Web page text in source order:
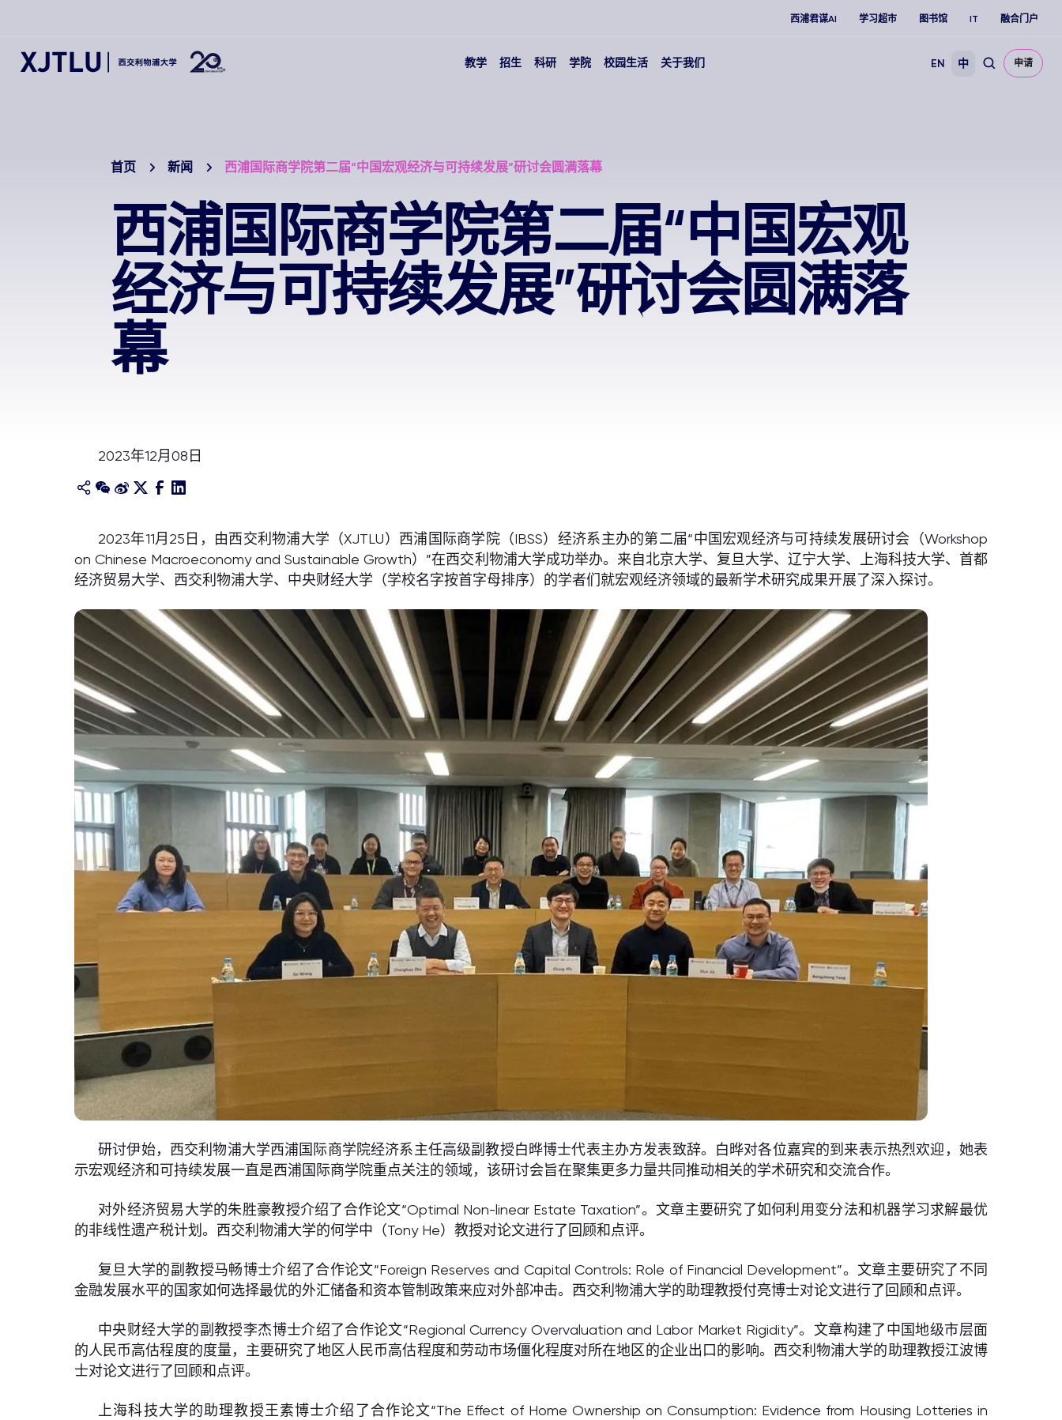
西浦君谋AI 学习超市 图书馆 IT 融合门户
教学 招生 科研 学院 校园生活 关于我们 EN 中 申请
首页 新闻 西浦国际商学院第二届“中国宏观经济与可持续发展”研讨会圆满落幕
西浦国际商学院第二届“中国宏观
经济与可持续发展”研讨会圆满落
幕
2023年12月08日
2023年11月25日，由西交利物浦大学（XJTLU）西浦国际商学院（IBSS）经济系主办的第二届“中国宏观经济与可持续发展研讨会（Workshop
on Chinese Macroeconomy and Sustainable Growth）”在西交利物浦大学成功举办。来自北京大学、复旦大学、辽宁大学、上海科技大学、首都
经济贸易大学、西交利物浦大学、中央财经大学（学校名字按首字母排序）的学者们就宏观经济领域的最新学术研究成果开展了深入探讨。
研讨伊始，西交利物浦大学西浦国际商学院经济系主任高级副教授白晔博士代表主办方发表致辞。白晔对各位嘉宾的到来表示热烈欢迎，她表
示宏观经济和可持续发展一直是西浦国际商学院重点关注的领域，该研讨会旨在聚集更多力量共同推动相关的学术研究和交流合作。
对外经济贸易大学的朱胜豪教授介绍了合作论文“Optimal Non-linear Estate Taxation”。文章主要研究了如何利用变分法和机器学习求解最优
的非线性遗产税计划。西交利物浦大学的何学中（Tony He）教授对论文进行了回顾和点评。
复旦大学的副教授马畅博士介绍了合作论文“Foreign Reserves and Capital Controls: Role of Financial Development”。文章主要研究了不同
金融发展水平的国家如何选择最优的外汇储备和资本管制政策来应对外部冲击。西交利物浦大学的助理教授付亮博士对论文进行了回顾和点评。
中央财经大学的副教授李杰博士介绍了合作论文“Regional Currency Overvaluation and Labor Market Rigidity”。文章构建了中国地级市层面
的人民币高估程度的度量，主要研究了地区人民币高估程度和劳动市场僵化程度对所在地区的企业出口的影响。西交利物浦大学的助理教授江波博
士对论文进行了回顾和点评。
上海科技大学的助理教授王素博士介绍了合作论文“The Effect of Home Ownership on Consumption: Evidence from Housing Lotteries in